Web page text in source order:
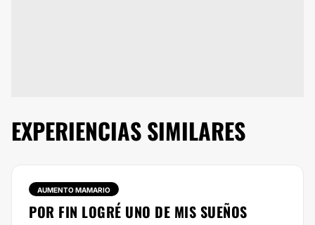
EXPERIENCIAS SIMILARES
AUMENTO MAMARIO
POR FIN LOGRÉ UNO DE MIS SUEÑOS